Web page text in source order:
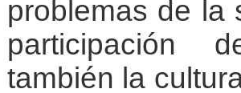
problemas de la
participación
también la